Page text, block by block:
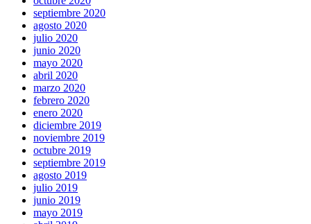
septiembre 2020
agosto 2020
julio 2020
junio 2020
mayo 2020
abril 2020
marzo 2020
febrero 2020
enero 2020
diciembre 2019
noviembre 2019
octubre 2019
septiembre 2019
agosto 2019
julio 2019
junio 2019
mayo 2019